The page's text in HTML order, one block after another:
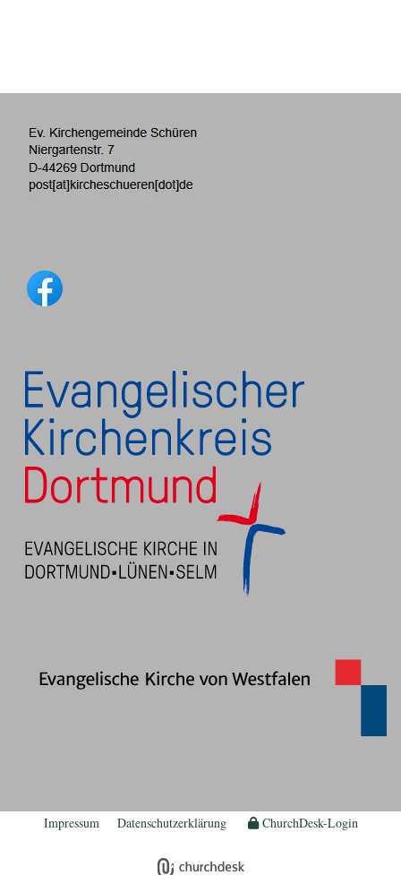
Impressum Datenschutzerklärung ChurchDesk-Login